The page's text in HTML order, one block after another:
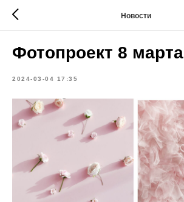
Новости
Фотопроект 8 марта
2024-03-04 17:35